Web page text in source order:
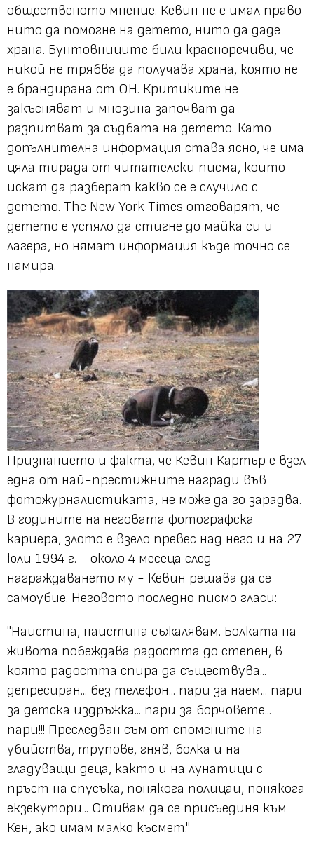
общественото мнение. Кевин не е имал право
нито да помогне на детето, нито да даде
храна. Бунтовниците били красноречиви, че
никой не трябва да получава храна, която не
е брандирана от ОН. Критиките не
закъсняват и мнозина започват да
разпитват за съдбата на детето. Като
допълнителна информация става ясно, че има
цяла тирада от читателски писма, които
искат да разберат какво се е случило с
детето. The New York Times отговарят, че
детето е успяло да стигне до майка си и
лагера, но нямат информация къде точно се
намира.
Признанието и факта, че Кевин Картър е взел
една от най-престижните награди във
фотожурналистиката, не може да го зарадва.
В годините на неговата фотографска
кариера, злото е взело превес над него и на 27
юли 1994 г. - около 4 месеца след
награждаването му - Кевин решава да се
самоубие. Неговото последно писмо гласи:
"Наистина, наистина съжалявам. Болката на
живота побеждава радостта до степен, в
която радостта спира да съществува...
депресиран... без телефон... пари за наем... пари
за детска издръжка... пари за борчовете...
пари!!! Преследван съм от спомените на
убийства, трупове, гняв, болка и на
гладуващи деца, както и на лунатици с
пръст на спусъка, понякога полицаи, понякога
екзекутори... Отивам да се присъединя към
Кен, ако имам малко късмет."